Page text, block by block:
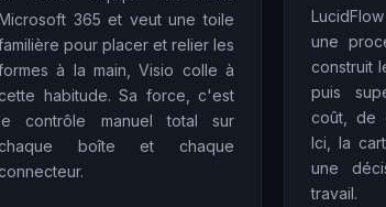
365 et veut une toile
pour placer et relier les
à la main, Visio colle à
habitude. Sa force, c'est
contrôle manuel total sur
boîte et chaque
une
construit
puis
coût, de
Ici, la
une
travail.